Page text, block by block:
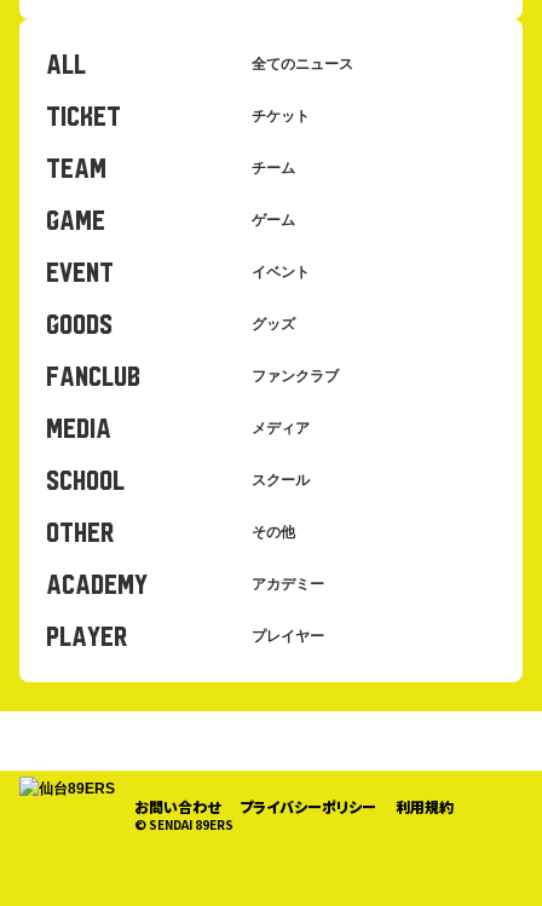
ALL 全てのニュース
TICKET チケット
TEAM チーム
GAME ゲーム
EVENT イベント
GOODS グッズ
FANCLUB ファンクラブ
MEDIA メディア
SCHOOL スクール
OTHER その他
ACADEMY アカデミー
PLAYER プレイヤー
お問い合わせ プライバシーポリシー 利用規約
© SENDAI 89ERS